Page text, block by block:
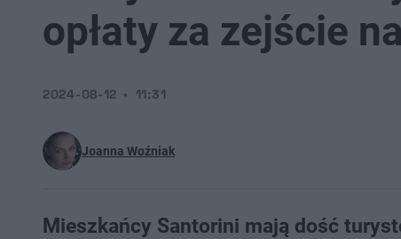
opłaty za zejście
Joanna Woźniak
2024-08-12 11:31
Mieszkańcy Santorini mają dość